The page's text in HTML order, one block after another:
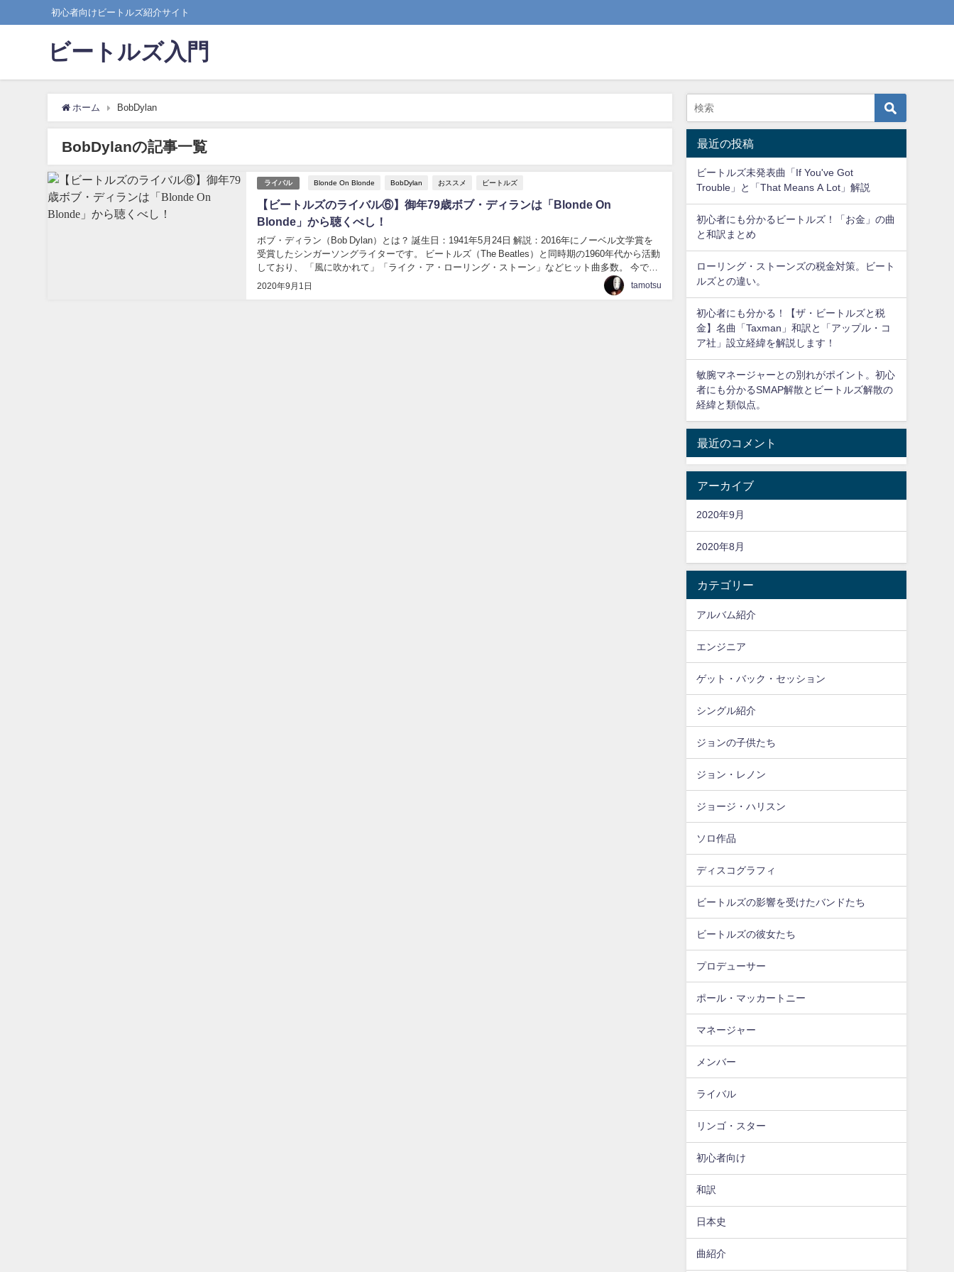
初心者向けビートルズ紹介サイト
ビートルズ入門
ホーム BobDylan
BobDylanの記事一覧
ライバル Blonde On Blonde BobDylan おススメ ビートルズ
【ビートルズのライバル⑥】御年79歳ボブ・ディランは「Blonde On
Blonde」から聴くべし！
2020年9月1日
ボブ・ディラン（Bob Dylan）とは？ 誕生日：1941年5月24日 解説：2016年にノーベル文学賞を
受賞したシンガーソングライターです。 ビートルズ（The Beatles）と同時期の1960年代から活動
しており、 「風に吹かれて」「ライク・ア・ローリング・ストーン」などヒット曲多数。 今でも
精力的に新作を発表...
tamotsu
最近の投稿
ビートルズ未発表曲「If You've Got
Trouble」と「That Means A Lot」解説
初心者にも分かるビートルズ！「お金」の曲
と和訳まとめ
ローリング・ストーンズの税金対策。ビート
ルズとの違い。
初心者にも分かる！【ザ・ビートルズと税
金】名曲「Taxman」和訳と「アップル・コ
ア社」設立経緯を解説します！
敏腕マネージャーとの別れがポイント。初心
者にも分かるSMAP解散とビートルズ解散の
経緯と類似点。
最近のコメント
アーカイブ
2020年9月
2020年8月
カテゴリー
アルバム紹介
エンジニア
ゲット・バック・セッション
シングル紹介
ジョンの子供たち
ジョン・レノン
ジョージ・ハリスン
ソロ作品
ディスコグラフィ
ビートルズの影響を受けたバンドたち
ビートルズの彼女たち
プロデューサー
ポール・マッカートニー
マネージャー
メンバー
ライバル
リンゴ・スター
初心者向け
和訳
日本史
曲紹介